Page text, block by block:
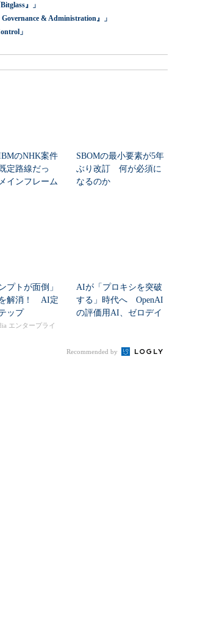
』」
& Administration』」
」
のNHK案件
定路線だっ
インフレーム
SBOMの最小要素が5年
ぶり改訂 何が必須に
なるのか
プトが面倒」
解消！ AI定
ップ
エンタープライ
AIが「プロキシを突破
する」時代へ OpenAI
の評価用AI、ゼロデイ
Recommended by